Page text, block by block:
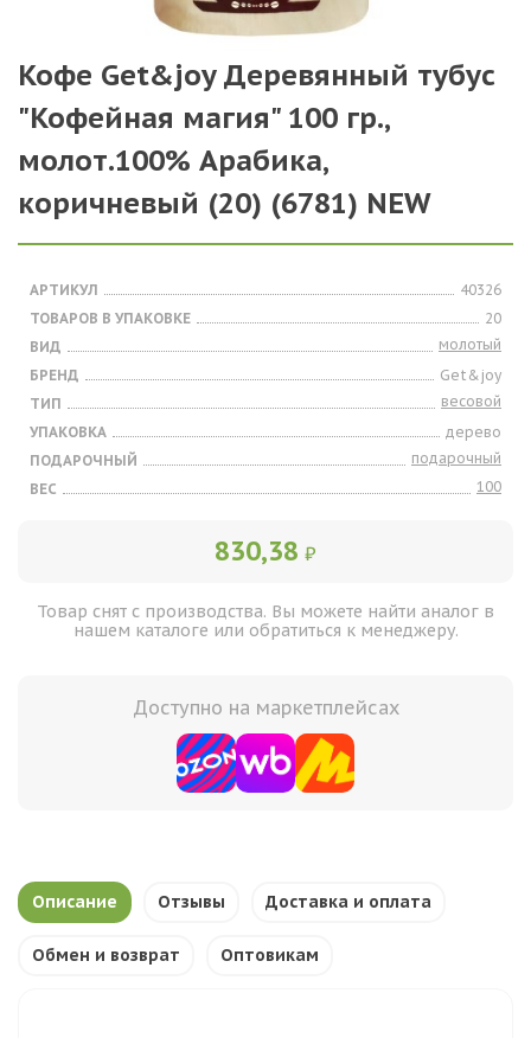
Кофе Get&joy Деревянный тубус
"Кофейная магия" 100 гр.,
молот.100% Арабика,
коричневый (20) (6781) NEW
АРТИКУЛ
40326
ТОВАРОВ В УПАКОВКЕ
20
ВИД
молотый
БРЕНД
Get&joy
ТИП
весовой
УПАКОВКА
дерево
ПОДАРОЧНЫЙ
подарочный
ВЕС
100
830,38 ₽
Товар снят с производства. Вы можете найти аналог в
нашем каталоге или обратиться к менеджеру.
Доступно на маркетплейсах
Описание Отзывы Доставка и оплата
Обмен и возврат Оптовикам